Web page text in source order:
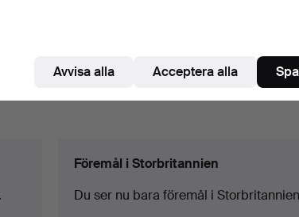
Föremål i Storbritannien
Du ser nu bara föremål i
Avvisa alla Acceptera alla